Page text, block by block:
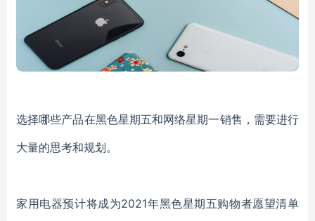
选择哪些产品在黑色星期五和网络星期一销售，需要进行
大量的思考和规划。
家用电器预计将成为2021年黑色星期五购物者愿望清单